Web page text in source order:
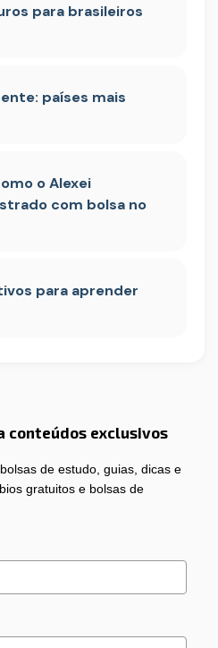
para brasileiros
países mais
o Alexei
com bolsa no
para aprender
conteúdos exclusivos
de estudo, guias, dicas e
gratuitos e bolsas de